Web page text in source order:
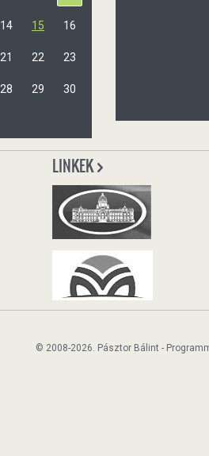
14 15 16
21 22 23
28 29 30
LINKEK
© 2008-2026. Pásztor Bálint -